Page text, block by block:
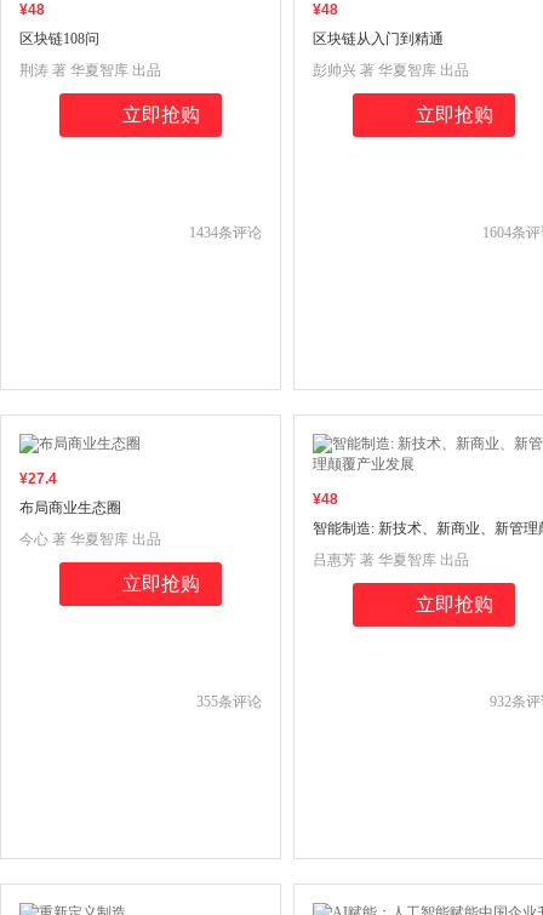
¥48
区块链108问
1434条评论
荆涛 著 华夏智库 出品
立即抢购
¥48
区块链从入门到精通
1604条
彭帅兴 著 华夏智库 出品
立即抢购
¥27.4
布局商业生态圈
355条评论
今心 著 华夏智库 出品
立即抢购
¥48
智能制造: 新技术、新商业、新管理
覆产业发展
932条
吕惠芳 著 华夏智库 出品
立即抢购